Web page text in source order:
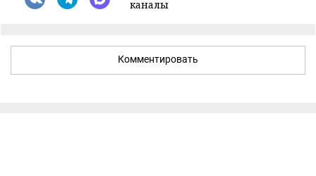
каналы
Комментировать